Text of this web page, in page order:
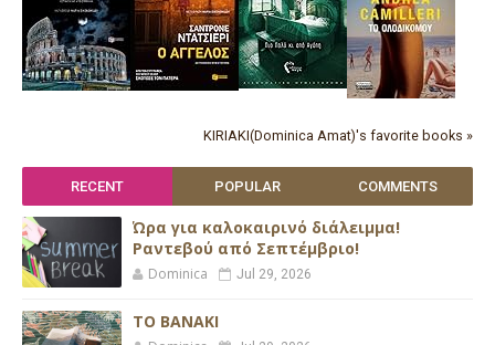
KIRIAKI(Dominica Amat)'s favorite books »
RECENT POPULAR COMMENTS
Ώρα για καλοκαιρινό διάλειμμα!
Ραντεβού από Σεπτέμβριο!
Dominica Jul 29, 2026
ΤΟ ΒΑΝΑΚΙ